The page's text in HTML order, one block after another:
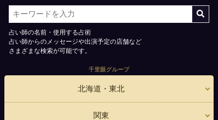
占い師の名前・使用する占術
占い師からのメッセージや出演予定の店舗など
さまざまな検索が可能です。
千里眼グループ
北海道・東北
関東